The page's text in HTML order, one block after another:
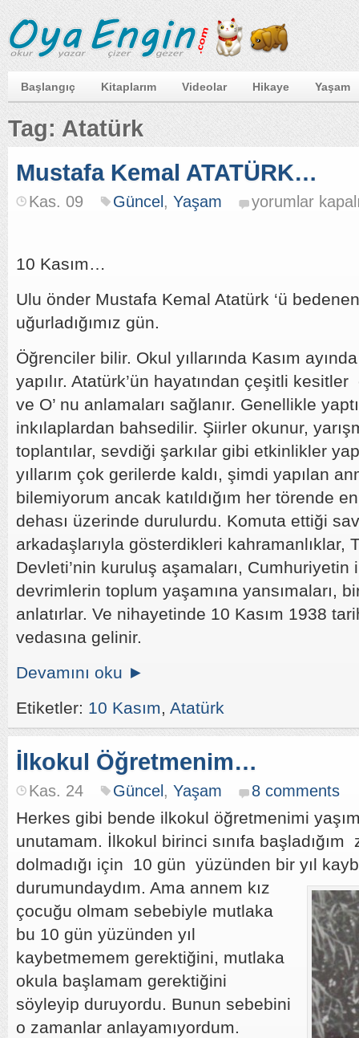
Başlangıç Kitaplarım Videolar Hikaye Yaşam
Tag: Atatürk
Mustafa Kemal ATATÜRK…
Kas. 09 Güncel , Yaşam
Mustafa
Kemal
yorumlar
10 Kasım…
Ulu önder Mustafa Kemal Atatürk ‘ü
uğurladığımız gün.
Öğrenciler bilir. Okul yıllarında Kasım
yapılır. Atatürk’ün hayatından çeşitli kesitler
ve O’ nu anlamaları sağlanır. Genellikle
inkılaplardan bahsedilir. Şiirler okunur,
toplantılar, sevdiği şarkılar gibi etkinlikler
yıllarım çok gerilerde kaldı, şimdi yapılan
bilemiyorum ancak katıldığım her törende
dehası üzerinde durulurdu. Komuta ettiği
arkadaşlarıyla gösterdikleri kahramanlıklar,
Devleti’nin kuruluş aşamaları, Cumhuriyetin
devrimlerin toplum yaşamına yansımaları,
anlatırlar. Ve nihayetinde 10 Kasım 1938
vedasına gelinir.
Devamını oku ►
Etiketler: 10 Kasım, Atatürk
İlkokul Öğretmenim…
Kas. 24 Güncel , Yaşam 8 comments
Herkes gibi bende ilkokul öğretmenimi
unutamam. İlkokul birinci sınıfa başladığım
dolmadığı için 10 gün yüzünden bir yıl
durumundaydım. Ama annem kız
çocuğu olmam sebebiyle mutlaka
bu 10 gün yüzünden yıl
kaybetmemem gerektiğini, mutlaka
okula başlamam gerektiğini
söyleyip duruyordu. Bunun sebebini
o zamanlar anlayamıyordum.